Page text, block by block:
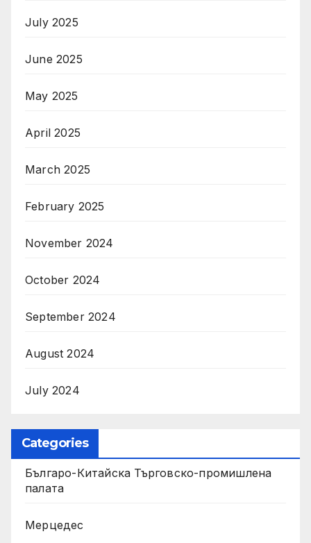
July 2025
June 2025
May 2025
April 2025
March 2025
February 2025
November 2024
October 2024
September 2024
August 2024
July 2024
Categories
Българо-Китайска Търговско-промишлена
палaта
Мерцедес